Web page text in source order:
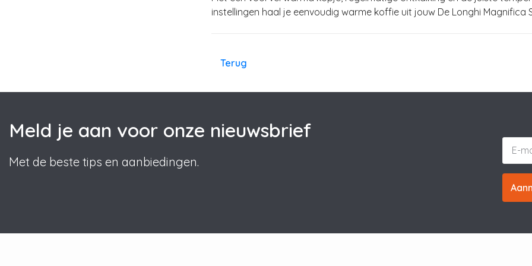
instellingen haal je eenvoudig warme koffie uit jouw De Longhi Magnifica
Terug
Meld je aan voor onze nieuwsbrief
Met de beste tips en aanbiedingen.